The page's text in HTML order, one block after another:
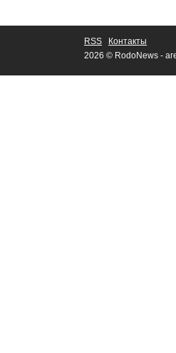
RSS
Контакты
2026 © RodoNews -